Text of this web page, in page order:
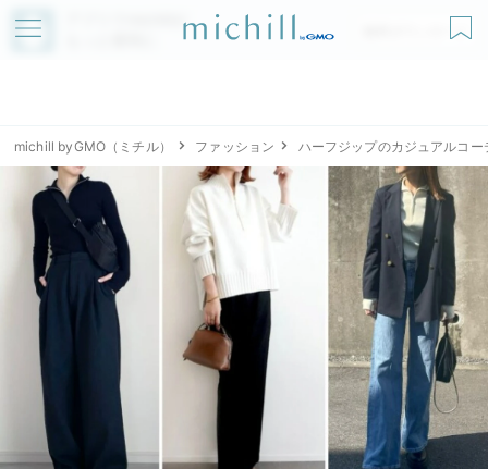
アプリでmichillが
無料ダウンロード
michill byGMO（ミチル） ファッション ハーフジップのカジュアルコー